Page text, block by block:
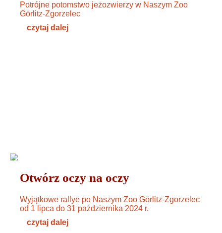
Potrójne potomstwo jeżozwierzy w Naszym Zoo
Görlitz-Zgorzelec
czytaj dalej
Otwórz oczy na oczy
Wyjątkowe rallye po Naszym Zoo Görlitz-Zgorzelec
od 1 lipca do 31 października 2024 r.
czytaj dalej